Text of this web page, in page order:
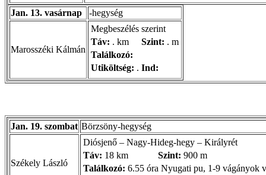
Jan. 13. vasárnap -hegység
Marosszéki Kálmán
Megbeszélés szerint
Táv: . km Szint: . m
Találkozó:
Utiköltség: . Ind:
Jan. 19. szombat Börzsöny-hegység
Székely László
Diósjenő – Nagy-Hideg-hegy – Királyrét
Táv: 18 km Szint: 900 m
Találkozó: 6.55 óra Nyugati pu, 1-9 vágányok